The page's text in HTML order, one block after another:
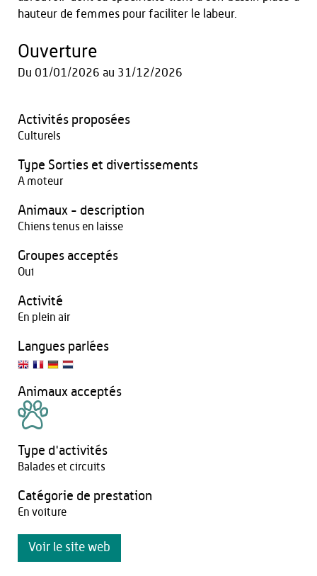
hauteur de femmes pour faciliter le labeur.
Ouverture
Du 01/01/2026 au 31/12/2026
Activités proposées
Culturels
Type Sorties et divertissements
A moteur
Animaux - description
Chiens tenus en laisse
Groupes acceptés
Oui
Activité
En plein air
Langues parlées
Animaux acceptés
Type d'activités
Balades et circuits
Catégorie de prestation
En voiture
Voir le site web